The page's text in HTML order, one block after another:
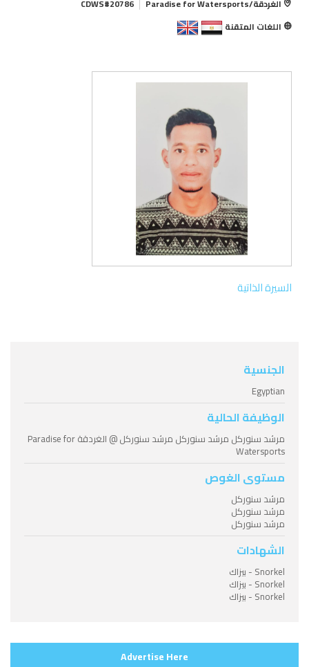
الغردقة/Paradise for Watersports
CDWS#20786
اللغات المتقنة
السيرة الذاتية
الجنسية
Egyptian
الوظيفة الحالية
مرشد سنوركل مرشد سنوركل مرشد سنوركل @ الغردقة Paradise for
Watersports
مستوى الغوص
مرشد سنوركل
مرشد سنوركل
مرشد سنوركل
الشهادات
Snorkel - بيزاك
Snorkel - بيزاك
Snorkel - بيزاك
Advertise Here